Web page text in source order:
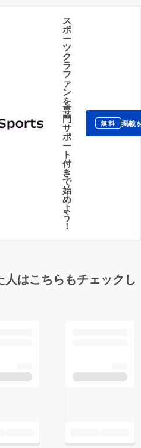
ス
ポ
ー
ツ
ク
ラ
フ
ァ
ン
を
専
門
サ
ポ
ー
ト
付
き
で
始
め
よ
う
！
無料 掲載
はこちらもチェックし